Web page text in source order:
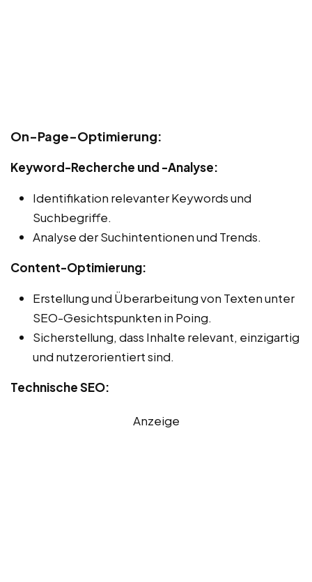
On-Page-Optimierung:
Keyword-Recherche und -Analyse:
Identifikation relevanter Keywords und
Suchbegriffe.
Analyse der Suchintentionen und Trends.
Content-Optimierung:
Erstellung und Überarbeitung von Texten unter
SEO-Gesichtspunkten in Poing.
Sicherstellung, dass Inhalte relevant, einzigartig
und nutzerorientiert sind.
Technische SEO:
Anzeige